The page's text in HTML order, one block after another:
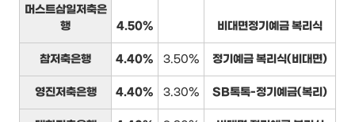
머스트삼일저축은
행
4.50% 비대면정기예금 복리식
참저축은행 4.40% 3.50% 정기예금 복리식(비대면)
영진저축은행 4.40% 3.30% SB톡톡-정기예금(복리)